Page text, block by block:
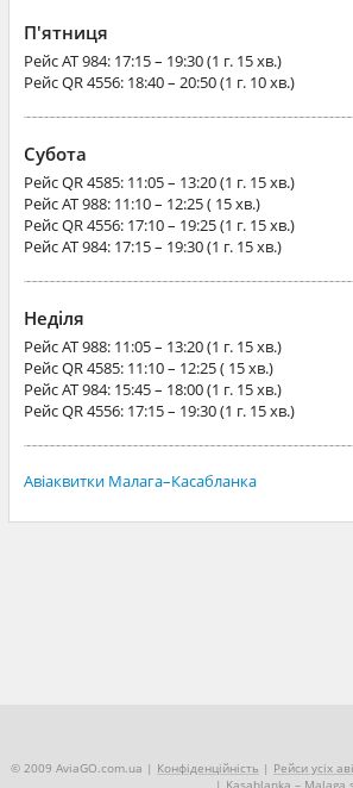
П'ятниця
РейсAT 984: 17:15 – 19:30 (1 г. 15 хв.)
РейсQR 4556: 18:40 – 20:50 (1 г. 10 хв.)
Субота
РейсQR 4585: 11:05 – 13:20 (1 г. 15 хв.)
РейсAT 988: 11:10 – 12:25 ( 15 хв.)
РейсQR 4556: 17:10 – 19:25 (1 г. 15 хв.)
РейсAT 984: 17:15 – 19:30 (1 г. 15 хв.)
Неділя
РейсAT 988: 11:05 – 13:20 (1 г. 15 хв.)
РейсQR 4585: 11:10 – 12:25 ( 15 хв.)
РейсAT 984: 15:45 – 18:00 (1 г. 15 хв.)
РейсQR 4556: 17:15 – 19:30 (1 г. 15 хв.)
Авіаквитки Малага–Касабланка
© 2009 AviaGO.com.ua | Конфіденційність | Рейси усіх
| Kasablanka – Malaga